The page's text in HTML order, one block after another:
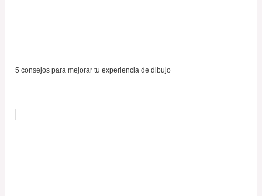
5 consejos para mejorar tu experiencia de dibujo